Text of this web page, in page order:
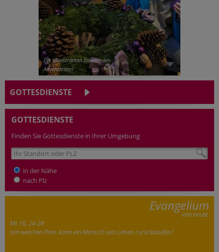
Die Ministranten basteln den
Adventkranz!
GOTTESDIENSTE
GOTTESDIENSTE
Finden Sie Gottesdienste in Ihrer Umgebung
in der Nähe
nach Plz
Evangelium
von heute
Mt 16, 24-28
Um welchen Preis kann ein Mensch sein Leben zurückkaufen?